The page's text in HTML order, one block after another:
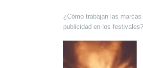
¿Cómo trabajan las marcas
publicidad en los festivales?